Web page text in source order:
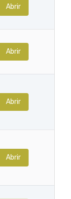
Abrir
Abrir
Abrir
Abrir